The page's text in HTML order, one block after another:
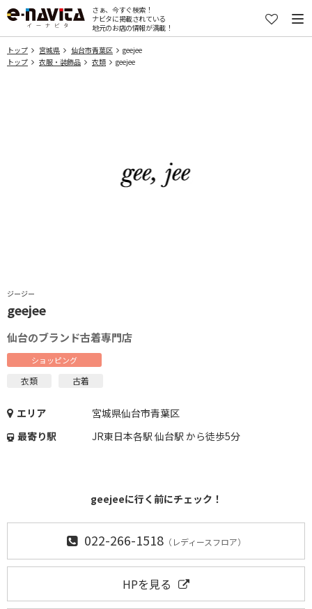
さぁ、今すぐ検索！
ナビタに掲載されている
地元のお店の情報が満載！
トップ 宮城県 仙台市青葉区
geejee
トップ
衣服・装飾品 衣類 geejee
ジージー
geejee
仙台のブランド古着専門店
ショッピング
衣類 古着
エリア
宮城県仙台市青葉区
最寄り駅
JR東日本各駅 仙台駅 から徒歩5分
geejeeに行く前にチェック！
022-266-1518（レディースフロア）
HPを見る